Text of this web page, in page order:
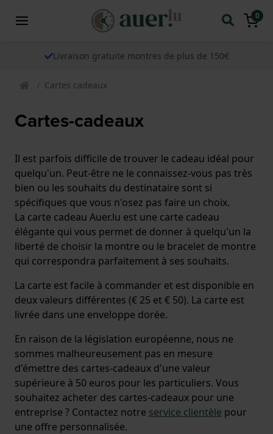
0
Livraison gratuite montres de plus de 150€
Cartes cadeaux
Cartes-cadeaux
Il est parfois difficile de trouver le cadeau idéal pour
quelqu'un. Peut-être ne le connaissez-vous pas très
bien ou les souhaits du destinataire sont si
spécifiques que vous n'osez pas faire un choix.
La carte cadeau Auer.lu est une carte cadeau
élégante qui vous permet de donner à quelqu'un la
liberté de choisir la montre ou le bracelet de montre
qui correspondra parfaitement à ses souhaits.
La carte est facile à commander et est disponible en
deux valeurs différentes (€ 25 et € 50). La carte est
livrée dans une enveloppe dorée.
En raison de la législation européenne, nous ne
sommes malheureusement pas en mesure
d'émettre des cartes-cadeaux d'une valeur
supérieure à 50 euros pour les particuliers. Vous
souhaitez acheter des cartes-cadeaux pour une
entreprise ? Contactez notre service clientèle pour
une offre personnalisée.